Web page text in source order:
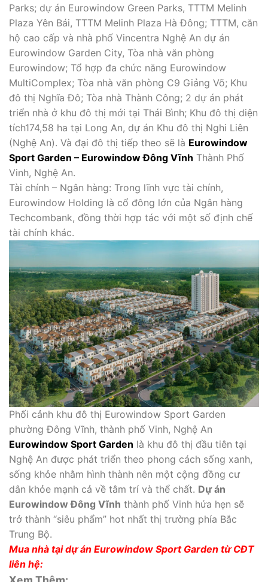
Parks; dự án Eurowindow Green Parks, TTTM Melinh
Plaza Yên Bái, TTTM Melinh Plaza Hà Đông; TTTM, căn
hộ cao cấp và nhà phố Vincentra Nghệ An dự án
Eurowindow Garden City, Tòa nhà văn phòng
Eurowindow; Tổ hợp đa chức năng Eurowindow
MultiComplex; Tòa nhà văn phòng C9 Giảng Võ; Khu
đô thị Nghĩa Đô; Tòa nhà Thành Công; 2 dự án phát
triển nhà ở khu đô thị mới tại Thái Bình; Khu đô thị diện
tích174,58 ha tại Long An, dự án Khu đô thị Nghi Liên
(Nghệ An). Và đại đô thị tiếp theo sẽ là Eurowindow
Sport Garden – Eurowindow Đông Vĩnh Thành Phố
Vinh, Nghệ An.
Tài chính – Ngân hàng: Trong lĩnh vực tài chính,
Eurowindow Holding là cổ đông lớn của Ngân hàng
Techcombank, đồng thời hợp tác với một số định chế
tài chính khác.
Phối cảnh khu đô thị Eurowindow Sport Garden
phường Đông Vĩnh, thành phố Vinh, Nghệ An
Eurowindow Sport Garden là khu đô thị đầu tiên tại
Nghệ An được phát triển theo phong cách sống xanh,
sống khỏe nhằm hình thành nên một cộng đồng cư
dân khỏe mạnh cả về tâm trí và thể chất. Dự án
Eurowindow Đông Vĩnh thành phố Vinh hứa hẹn sẽ
trở thành “siêu phẩm” hot nhất thị trường phía Bắc
Trung Bộ.
Mua nhà tại dự án Eurowindow Sport Garden từ CĐT
liên hệ: